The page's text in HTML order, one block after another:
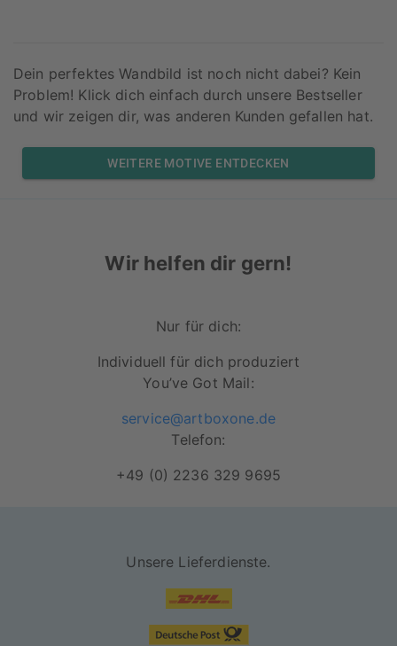
Dein perfektes Wandbild ist noch nicht dabei? Kein
Problem! Klick dich einfach durch unsere Bestseller
und wir zeigen dir, was anderen Kunden gefallen hat.
WEITERE MOTIVE ENTDECKEN
Wir helfen dir gern!
Nur für dich:
Individuell für dich produziert
You’ve Got Mail:
service@artboxone.de
Telefon:
+49 (0) 2236 329 9695
Unsere Lieferdienste.